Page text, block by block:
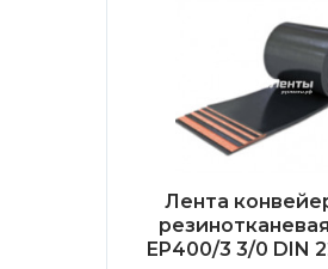
Лента
EP400/3 3/0 DIN